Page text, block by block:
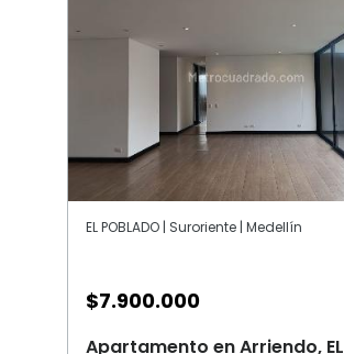
EL POBLADO | Suroriente | Medellín
$7.900.000
Apartamento en Arriendo, EL